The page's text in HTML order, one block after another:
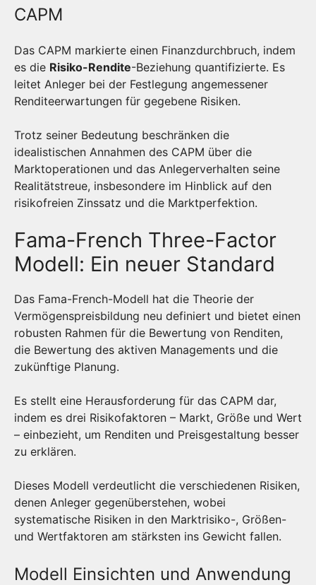
CAPM
Das CAPM markierte einen Finanzdurchbruch, indem
es die Risiko-Rendite-Beziehung quantifizierte. Es
leitet Anleger bei der Festlegung angemessener
Renditeerwartungen für gegebene Risiken.
Trotz seiner Bedeutung beschränken die
idealistischen Annahmen des CAPM über die
Marktoperationen und das Anlegerverhalten seine
Realitätstreue, insbesondere im Hinblick auf den
risikofreien Zinssatz und die Marktperfektion.
Fama-French Three-Factor
Modell: Ein neuer Standard
Das Fama-French-Modell hat die Theorie der
Vermögenspreisbildung neu definiert und bietet einen
robusten Rahmen für die Bewertung von Renditen,
die Bewertung des aktiven Managements und die
zukünftige Planung.
Es stellt eine Herausforderung für das CAPM dar,
indem es drei Risikofaktoren – Markt, Größe und Wert
– einbezieht, um Renditen und Preisgestaltung besser
zu erklären.
Dieses Modell verdeutlicht die verschiedenen Risiken,
denen Anleger gegenüberstehen, wobei
systematische Risiken in den Marktrisiko-, Größen-
und Wertfaktoren am stärksten ins Gewicht fallen.
Modell Einsichten und Anwendung